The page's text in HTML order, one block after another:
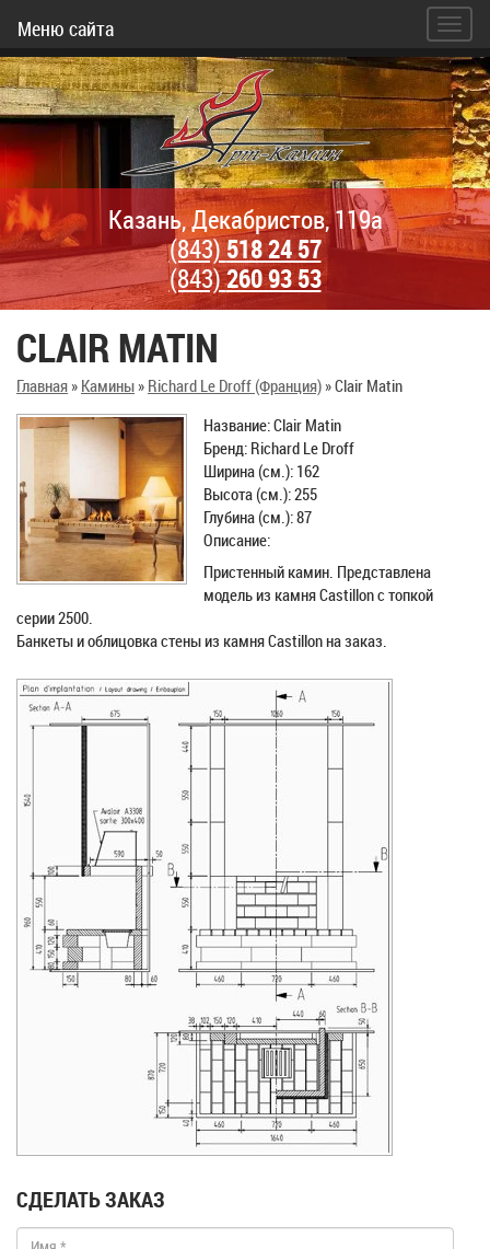
Меню сайта
Казань, Декабристов, 119а
(843)518 24 57
(843)260 93 53
CLAIR MATIN
Главная» Камины» Richard Le Droff (Франция)»Clair Matin
Название: Clair Matin
Бренд: Richard Le Droff
Ширина (см.): 162
Высота (см.): 255
Глубина (см.): 87
Описание:
Пристенный камин. Представлена
модель из камня Castillon с топкой
серии 2500.
Банкеты и облицовка стены из камня Castillon на заказ.
СДЕЛАТЬ ЗАКАЗ